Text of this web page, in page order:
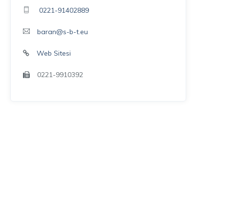
0221-91402889
baran@s-b-t.eu
Web Sitesi
0221-9910392